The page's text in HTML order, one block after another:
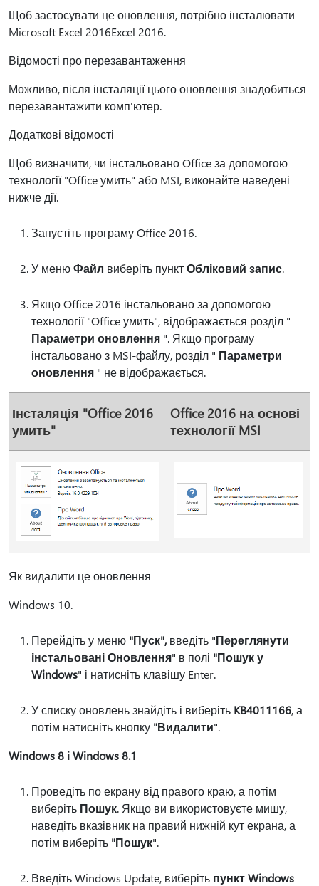
Щоб застосувати це оновлення, потрібно інсталювати
Microsoft Excel 2016Excel 2016.
Відомості про перезавантаження
Можливо, після інсталяції цього оновлення знадобиться
перезавантажити комп'ютер.
Додаткові відомості
Щоб визначити, чи інстальовано Office за допомогою
технології "Office умить" або MSI, виконайте наведені
нижче дії.
Запустіть програму Office 2016.
У менюФайл виберіть пунктОбліковий запис.
Якщо Office 2016 інстальовано за допомогою
технології "Office умить", відображається розділ "
Параметри оновлення ". Якщо програму
інстальовано з MSI-файлу, розділ " Параметри
оновлення " не відображається.
Інсталяція "Office 2016
умить"
Office 2016 на основі
технології MSI
Як видалити це оновлення
Windows 10.
Перейдіть у меню "Пуск", введіть "Переглянути
інстальовані Оновлення" в полі "Пошук у
Windows" і натисніть клавішу Enter.
У списку оновлень знайдіть і виберіть KB4011166, а
потім натисніть кнопку "Видалити".
Windows 8 і Windows 8.1
Проведіть по екрану від правого краю, а потім
виберіть Пошук. Якщо ви використовуєте мишу,
наведіть вказівник на правий нижній кут екрана, а
потім виберіть "Пошук".
Введіть Windows Update, виберіть пункт Windows